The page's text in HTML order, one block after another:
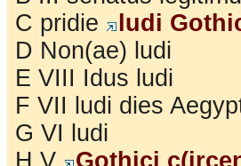
C pridie
ludi
D Non(ae) ludi
E VIII Idus ludi
F VII ludi dies
G VI ludi